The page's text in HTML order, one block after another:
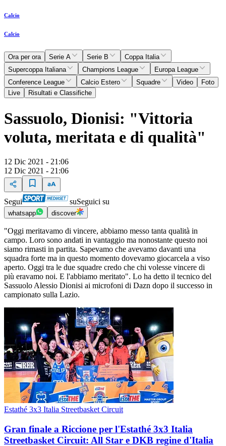
Calcio
Calcio
Ora per ora Serie A Serie B
Coppa Italia
Supercoppa Italiana
Champions League
Europa League
Conference League
Calcio Estero Squadre Video
Foto
Live
Risultati e Classifiche
Sassuolo, Dionisi: "Vittoria
voluta, meritata e di qualità"
12 Dic 2021 - 21:06
12 Dic 2021 - 21:06
Segui suSeguici su
whatsapp discover
"Oggi meritavamo di vincere, abbiamo messo tanta qualità in
campo. Loro sono andati in vantaggio ma nonostante questo noi
siamo rimasti in partita. Sapevamo che avevamo davanti una
squadra forte ma in questo momento dovevamo giocarcela a viso
aperto. Oggi tra le due squadre credo che chi volesse vincere di
più eravamo noi. E l'abbiamo meritato". Lo ha detto il tecnico del
Sassuolo Alessio Dionisi ai microfoni di Dazn dopo il successo in
campionato sulla Lazio.
Estathé 3x3 Italia Streetbasket Circuit
Gran finale a Riccione per l'Estathé 3x3 Italia
Streetbasket Circuit: All Star e DKB regine d'Italia